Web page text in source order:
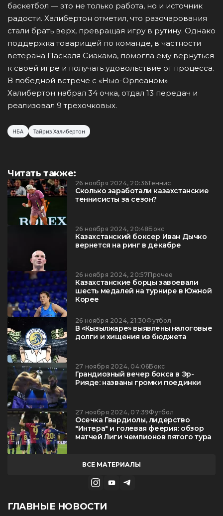
баскетбол — это не только работа, но и источник
радости. Халибертон отметил, что разочарования
стали брать верх, превращая игру в рутину. Однако
поддержка товарищей по команде, в частности
ветерана Паскаля Сиакама, помогла ему вернуться
к своей игре и получать удовольствие от процесса.
В победной встрече с «Нью-Орлеаном»
Халибертон набрал 34 очка, отдал 13 передач и
реализовал 9 трехочковых.
НБА Тайриз Халибертон
Читать также:
26 ноября 2024, 20:36Теннис
Сколько заработали казахстанские
теннисисты за сезон?
26 ноября 2024, 20:48Бокс
Казахстанский боксер Иван Дычко
вернется на ринг в декабре
26 ноября 2024, 20:57Прочее
Казахстанские борцы завоевали
шесть медалей на турнире в Южной
Корее
26 ноября 2024, 21:30Футбол
В «Кызылжаре» выявлены налоговые
долги и хищения из бюджета
27 ноября 2024, 04:06Бокс
Грандиозный вечер бокса в Эр-
Рияде: названы громки поединки
27 ноября 2024, 07:39Футбол
Осечка Гвардиолы, лидерство
"Интера" и голевая феерия: обзор
матчей Лиги чемпионов пятого тура
ВСЕ МАТЕРИАЛЫ
ГЛАВНЫЕ НОВОСТИ